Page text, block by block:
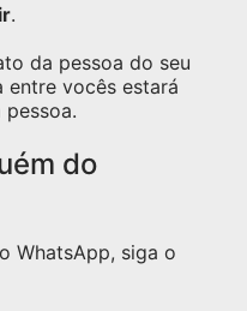
.
da pessoa do seu
entre vocês estará
do
WhatsApp, siga o